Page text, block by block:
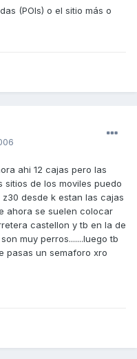
(POIs) o el sitio más o
ahi 12 cajas pero las
sitios de los moviles puedo
desde k estan las cajas
ahora se suelen colocar
castellon y tb en la de
muy perros.......luego tb
pasas un semaforo xro